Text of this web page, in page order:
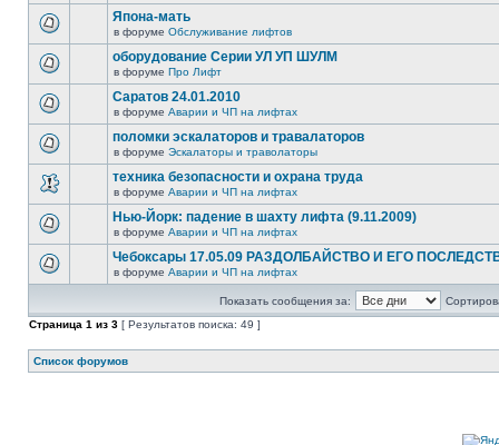
Япона-мать
в форуме Обслуживание лифтов
оборудование Серии УЛ УП ШУЛМ
в форуме Про Лифт
Саратов 24.01.2010
в форуме Аварии и ЧП на лифтах
поломки эскалаторов и травалаторов
в форуме Эскалаторы и траволаторы
техника безопасности и охрана труда
в форуме Аварии и ЧП на лифтах
Нью-Йорк: падение в шахту лифта (9.11.2009)
в форуме Аварии и ЧП на лифтах
Чебоксары 17.05.09 РАЗДОЛБАЙСТВО И ЕГО
в форуме Аварии и ЧП на лифтах
Показать сообщения за:
Страница 1 из 3 [ Результатов поиска: 49 ]
Список форумов